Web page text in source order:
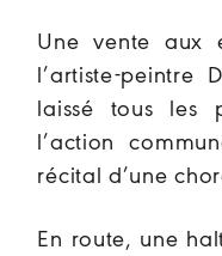
Une vente aux
l’artiste-peintre
laissé tous les
l’action
récital d’une
En route, une